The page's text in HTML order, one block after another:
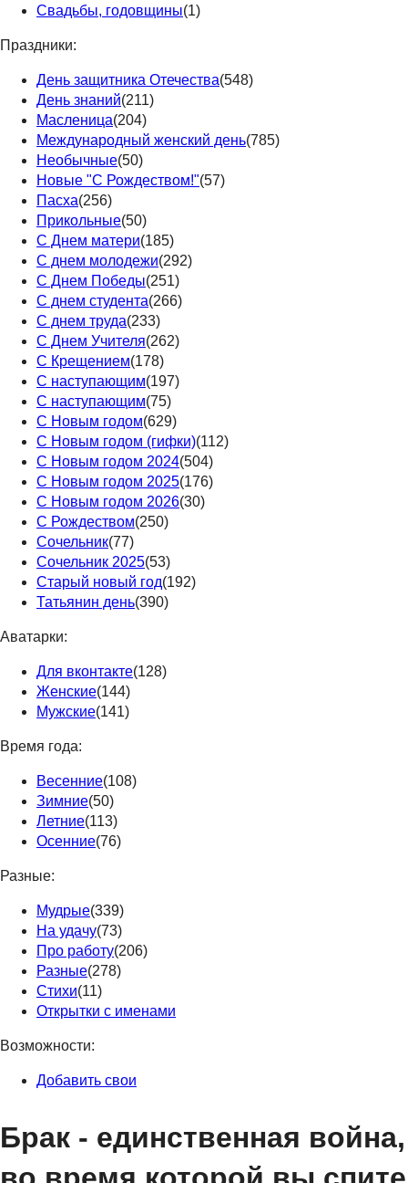
Свадьбы, годовщины(1)
Праздники:
День защитника Отечества(548)
День знаний(211)
Масленица(204)
Международный женский день(785)
Необычные(50)
Новые "С Рождеством!"(57)
Пасха(256)
Прикольные(50)
С Днем матери(185)
С днем молодежи(292)
С Днем Победы(251)
С днем студента(266)
С днем труда(233)
С Днем Учителя(262)
С Крещением(178)
С наступающим(197)
С наступающим(75)
С Новым годом(629)
С Новым годом (гифки)(112)
С Новым годом 2024(504)
С Новым годом 2025(176)
С Новым годом 2026(30)
С Рождеством(250)
Сочельник(77)
Сочельник 2025(53)
Старый новый год(192)
Татьянин день(390)
Аватарки:
Для вконтакте(128)
Женские(144)
Мужские(141)
Время года:
Весенние(108)
Зимние(50)
Летние(113)
Осенние(76)
Разные:
Мудрые(339)
На удачу(73)
Про работу(206)
Разные(278)
Стихи(11)
Открытки с именами
Возможности:
Добавить свои
Брак - единственная война,